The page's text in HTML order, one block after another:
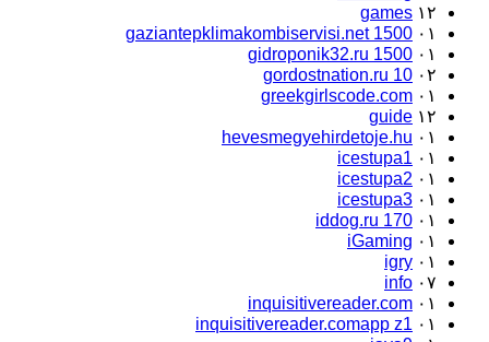
games ۱۲
gaziantepklimakombiservisi.net 1500 ۰۱
gidroponik32.ru 1500 ۰۱
gordostnation.ru 10 ۰۲
greekgirlscode.com ۰۱
guide ۱۲
hevesmegyehirdetoje.hu ۰۱
icestupa1 ۰۱
icestupa2 ۰۱
icestupa3 ۰۱
iddog.ru 170 ۰۱
iGaming ۰۱
igry ۰۱
info ۰۷
inquisitivereader.com ۰۱
inquisitivereader.comapp z1 ۰۱